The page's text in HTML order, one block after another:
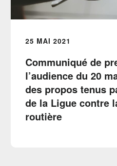
25 MAI 2021
Communiqué de
l’audience du 20
des propos tenus
de la Ligue contre
routière